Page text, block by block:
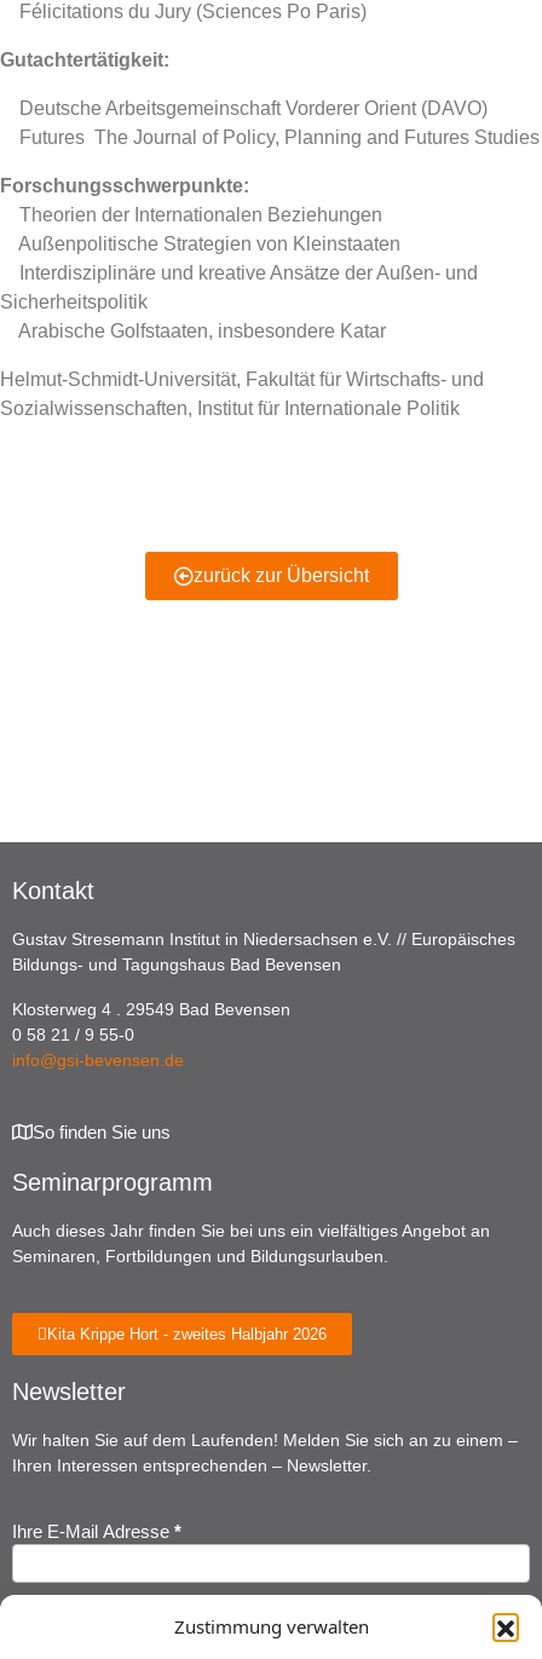
Zustimmung verwalten
 Félicitations du Jury (Sciences Po Paris)
Gutachtertätigkeit:
 Deutsche Arbeitsgemeinschaft Vorderer Orient (DAVO)
 Futures  The Journal of Policy, Planning and Futures Studies
Forschungsschwerpunkte:
 Theorien der Internationalen Beziehungen
 Außenpolitische Strategien von Kleinstaaten
 Interdisziplinäre und kreative Ansätze der Außen- und
Sicherheitspolitik
 Arabische Golfstaaten, insbesondere Katar
Helmut-Schmidt-Universität, Fakultät für Wirtschafts- und
Sozialwissenschaften, Institut für Internationale Politik
zurück zur Übersicht
Kontakt
Gustav Stresemann Institut in Niedersachsen e.V. // Europäisches
Bildungs- und Tagungshaus Bad Bevensen
Klosterweg 4 . 29549 Bad Bevensen
0 58 21 / 9 55-0
info@gsi-bevensen.de
So finden Sie uns
Seminarprogramm
Auch dieses Jahr finden Sie bei uns ein vielfältiges Angebot an
Seminaren, Fortbildungen und Bildungsurlauben.
Kita Krippe Hort - zweites Halbjahr 2026
Newsletter
Wir halten Sie auf dem Laufenden! Melden Sie sich an zu einem –
Ihren Interessen entsprechenden – Newsletter.
Newsletter
Anmeldung
Ihre E-Mail Adresse *